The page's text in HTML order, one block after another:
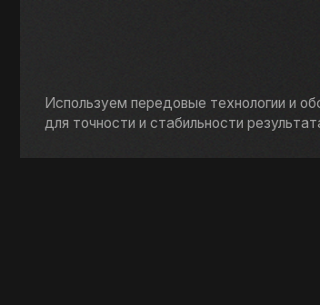
ПОЛУЧИТЬ
КОНСУЛЬТАЦИЮ